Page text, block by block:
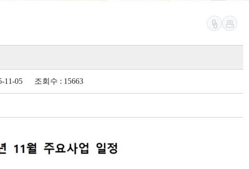
11-05 조회수 : 15663